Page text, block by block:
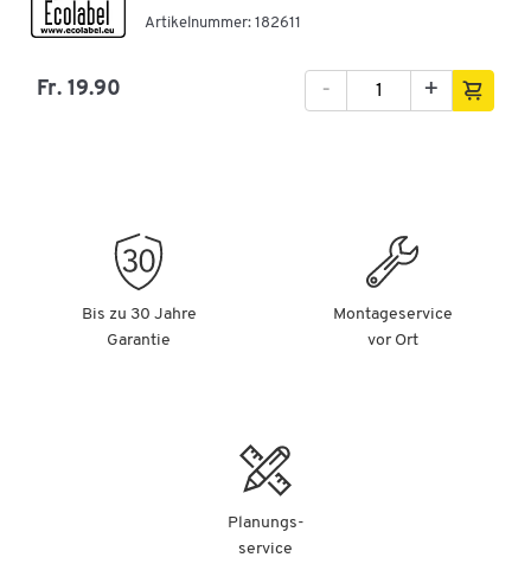
Artikelnummer: 182611
Fr. 19.90 +
-
Bis zu 30 Jahre
Garantie
Montageservice
vor Ort
Planungs-
service